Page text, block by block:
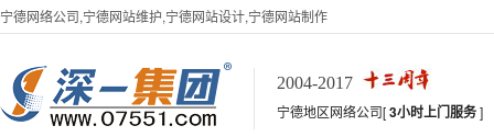
宁德网络公司,宁德网站维护,宁德网站设计,宁德网站制作
2004-2017
宁德地区网络公司[3小时上门服务]